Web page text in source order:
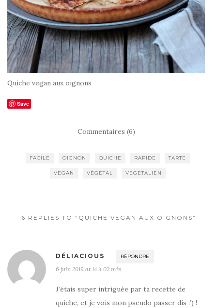
Quiche vegan aux oignons
Save
Commentaires (6)
FACILE OIGNON QUICHE RAPIDE TARTE
VEGAN VÉGÉTAL VEGETALIEN
6 REPLIES TO “QUICHE VEGAN AUX OIGNONS”
DÉLIACIOUS RÉPONDRE
6 juin 2019 at 14 h 02 min
J’étais super intriguée par ta recette de
quiche, et je vois mon pseudo passer dis :’) !